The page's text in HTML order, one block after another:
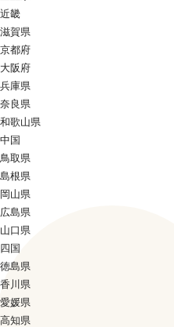
近畿
滋賀県
京都府
大阪府
兵庫県
奈良県
和歌山県
中国
鳥取県
島根県
岡山県
広島県
山口県
四国
徳島県
香川県
愛媛県
高知県